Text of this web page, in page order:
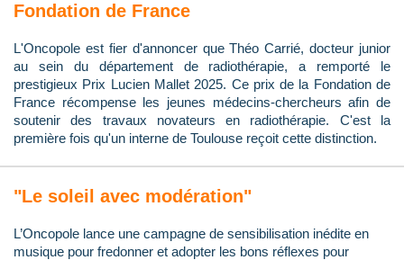
Fondation de France
L'Oncopole est fier d'annoncer que Théo Carrié, docteur junior
au sein du département de radiothérapie, a remporté le
prestigieux Prix Lucien Mallet 2025. Ce prix de la Fondation de
France récompense les jeunes médecins-chercheurs afin de
soutenir des travaux novateurs en radiothérapie. C'est la
première fois qu'un interne de Toulouse reçoit cette distinction.
"Le soleil avec modération"
L’Oncopole lance une campagne de sensibilisation inédite en
musique pour fredonner et adopter les bons réflexes pour